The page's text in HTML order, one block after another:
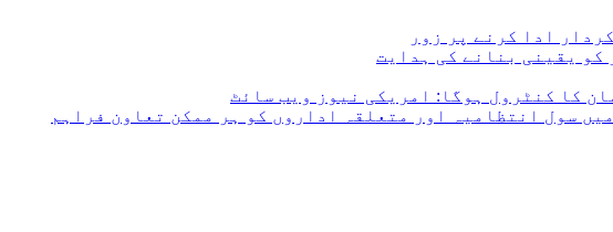
ادا کرنے پر زور
کو یقینی بنانے کی ہدایت
کا کنٹرول ہوگا: امریکی نیوز ویب سائٹ
سول انتظامیہ اور متعلقہ اداروں کو ہر ممکن تعاون فراہم